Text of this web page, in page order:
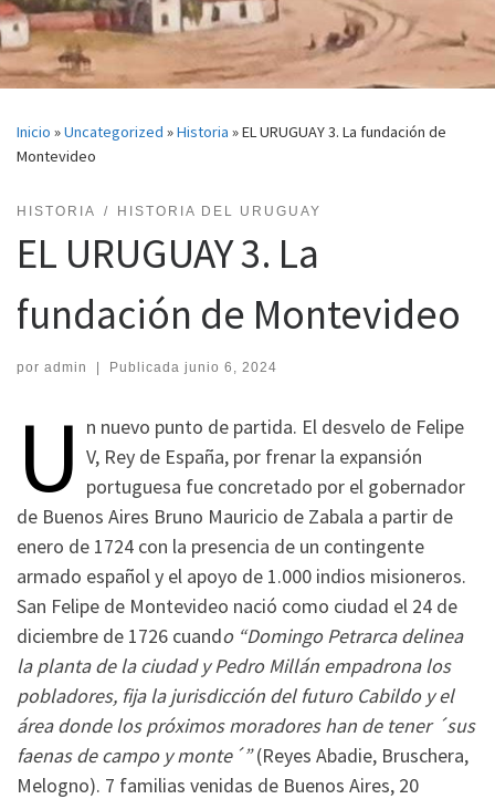
Inicio »Uncategorized »Historia »EL URUGUAY 3. La fundación de
Montevideo
HISTORIA HISTORIA DEL URUGUAY
EL URUGUAY 3. La
fundación de Montevideo
por admin | Publicada junio 6, 2024
U n nuevo punto de partida. El desvelo de Felipe
V, Rey de España, por frenar la expansión
portuguesa fue concretado por el gobernador
de Buenos Aires Bruno Mauricio de Zabala a partir de
enero de 1724 con la presencia de un contingente
armado español y el apoyo de 1.000 indios misioneros.
San Felipe de Montevideo nació como ciudad el 24 de
diciembre de 1726 cuando “Domingo Petrarca delinea
la planta de la ciudad y Pedro Millán empadrona los
pobladores, fija la jurisdicción del futuro Cabildo y el
área donde los próximos moradores han de tener ´sus
faenas de campo y monte´”(Reyes Abadie, Bruschera,
Melogno). 7 familias venidas de Buenos Aires, 20